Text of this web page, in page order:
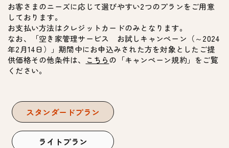
お客さまのニーズに応じて選びやすい2つのプランをご用意
しております。
お支払い方法はクレジットカードのみとなります。
なお、「空き家管理サービス お試しキャンペーン（～2024
年2月14日）」期間中にお申込みされた方を対象としたご提
供価格その他条件は、
こちらの「キャンペーン規約」をご覧
ください。
スタンダードプラン
ライトプラン